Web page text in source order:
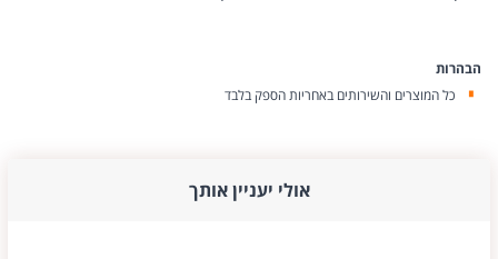
הבהרות
כל המוצרים והשירותים באחריות הספק בלבד
אולי יעניין אותך